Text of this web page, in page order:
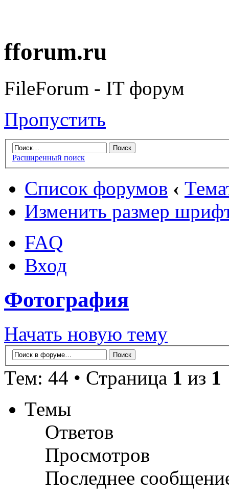
fforum.ru
FileForum - IT форум
Пропустить
Расширенный поиск
Список форумов ‹
Изменить размер
FAQ
Вход
Фотография
Начать новую тему
Тем: 44 • Страница 1 из 1
Темы
Ответов
Просмотров
Последнее